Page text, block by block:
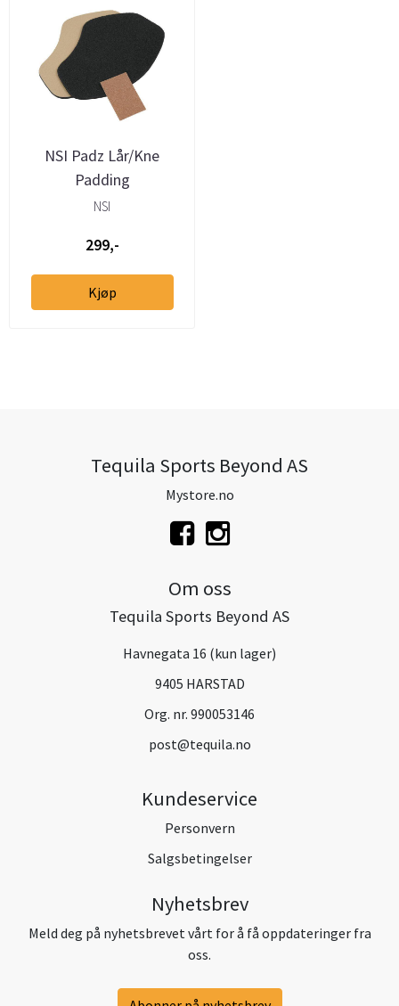
NSI Padz Lår/Kne
Padding
NSI
299,-
Kjøp
Tequila Sports Beyond AS
Mystore.no
Om oss
Tequila Sports Beyond AS
Havnegata 16 (kun lager)
9405 HARSTAD
Org. nr. 990053146
post@tequila.no
Kundeservice
Personvern
Salgsbetingelser
Nyhetsbrev
Meld deg på nyhetsbrevet vårt for å få oppdateringer fra
oss.